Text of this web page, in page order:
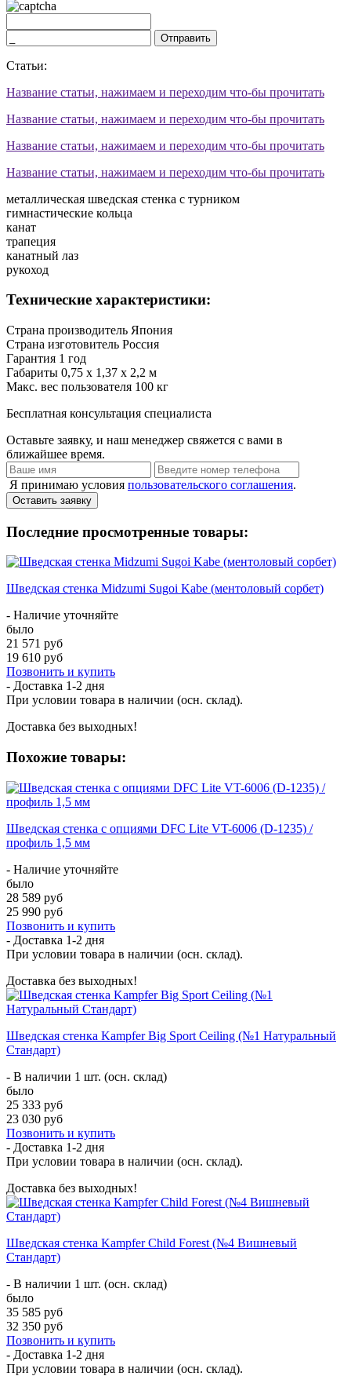
Отправить
Статьи:
Название статьи, нажимаем и переходим что-бы прочитать
Название статьи, нажимаем и переходим что-бы прочитать
Название статьи, нажимаем и переходим что-бы прочитать
Название статьи, нажимаем и переходим что-бы прочитать
металлическая шведская стенка с турником
гимнастические кольца
канат
трапеция
канатный лаз
рукоход
Технические характеристики:
Страна производитель Япония
Страна изготовитель Россия
Гарантия 1 год
Габариты 0,75 х 1,37 х 2,2 м
Макс. вес пользователя 100 кг
Бесплатная консультация специалиста
Оставьте заявку, и наш менеджер свяжется с вами в
ближайшее время.
Я принимаю условия пользовательского соглашения.
Оставить заявку
Последние просмотренные товары:
Шведская стенка Midzumi Sugoi Kabe (ментоловый сорбет)
- Наличие уточняйте
было
21 571 руб
19 610 руб
Позвонить и купить
- Доставка 1-2 дня
При условии товара в наличии (осн. склад).
Доставка без выходных!
Похожие товары:
Шведская стенка с опциями DFC Lite VT-6006 (D-1235) /
профиль 1,5 мм
- Наличие уточняйте
было
28 589 руб
25 990 руб
Позвонить и купить
- Доставка 1-2 дня
При условии товара в наличии (осн. склад).
Доставка без выходных!
Шведская стенка Kampfer Big Sport Ceiling (№1 Натуральный
Стандарт)
- В наличии 1 шт. (осн. склад)
было
25 333 руб
23 030 руб
Позвонить и купить
- Доставка 1-2 дня
При условии товара в наличии (осн. склад).
Доставка без выходных!
Шведская стенка Kampfer Child Forest (№4 Вишневый
Стандарт)
- В наличии 1 шт. (осн. склад)
было
35 585 руб
32 350 руб
Позвонить и купить
- Доставка 1-2 дня
При условии товара в наличии (осн. склад).